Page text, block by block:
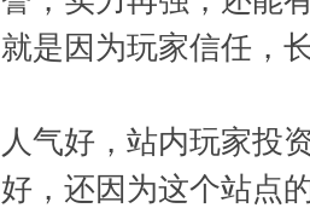
就是因为玩家信任，
人气好，站内玩家投
好，还因为这个站点